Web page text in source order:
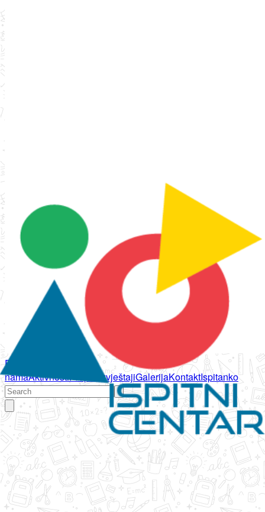
Početna
namaAktivnostiPropisi IzvještajiGalerijaKontaktIspitanko